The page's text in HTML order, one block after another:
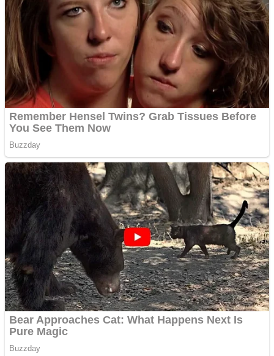
Pastorul Liviu Radu a
trecut la Domnul
Anchetă incendiară la
Gherla, polițist acuzat de
abuz în serviciu
Covid-19: 755 de cazuri
noi în România
Răcitor de apă CW5000
pentru freze cu laser fără
metale